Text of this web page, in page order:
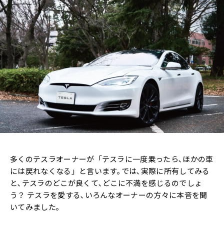
多くのテスラオーナーが「テスラに一度乗ったら､ほかの車
には戻れなくなる」と言います｡では､実際に所有してみる
と､テスラのどこが良くて､どこに不満を感じるのでしょ
う？ テスラを愛する､いろんなオーナーの方々に本音を聞
いてみました｡